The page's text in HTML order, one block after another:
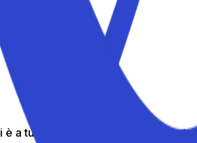
a tua disposizione: chiamaci